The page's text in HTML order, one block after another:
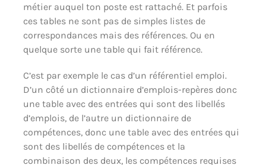
métier auquel ton poste est rattaché. Et parfois
ces tables ne sont pas de simples listes de
correspondances mais des références. Ou en
quelque sorte une table qui fait référence.
C’est par exemple le cas d’un référentiel emploi.
D’un côté un dictionnaire d’emplois-repères donc
une table avec des entrées qui sont des libellés
d’emplois, de l’autre un dictionnaire de
compétences, donc une table avec des entrées qui
sont des libellés de compétences et la
combinaison des deux, les compétences requises